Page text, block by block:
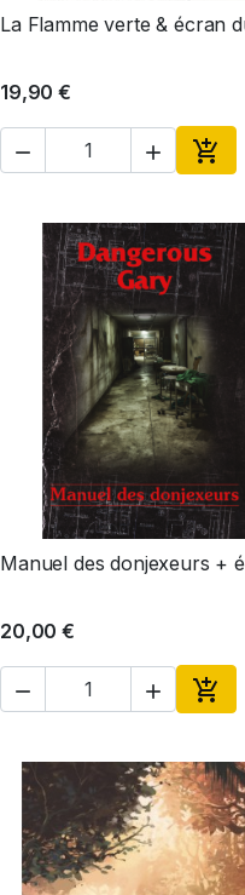
 Aperçu rapide
La Flamme verte & écran
19,90 €
  
 Aperçu rapide
Manuel des donjexeurs +
20,00 €
  